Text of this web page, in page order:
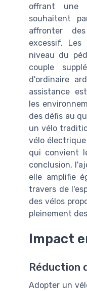
offrant une
souhaitent
affronter
excessif.
niveau du
couple
d'ordinaire
assistance
les
des défis au
un vélo
vélo
qui convient
conclusion,
elle amplifie
travers de
des vélos
pleinement
Impact
Réduction
Adopter un